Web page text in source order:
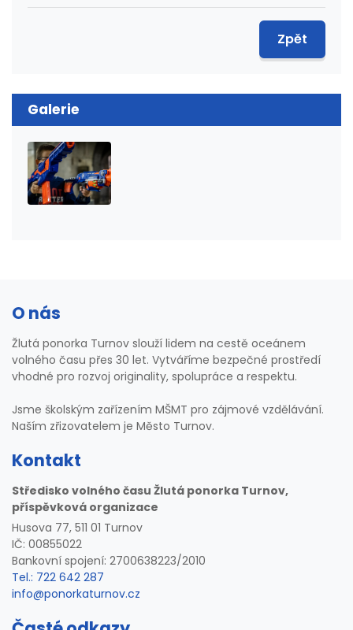
Zpět
Galerie
O nás
Žlutá ponorka Turnov slouží lidem na cestě oceánem
volného času přes 30 let. Vytváříme bezpečné prostředí
vhodné pro rozvoj originality, spolupráce a respektu.
Jsme školským zařízením MŠMT pro zájmové vzdělávání.
Naším zřizovatelem je Město Turnov.
Kontakt
Středisko volného času Žlutá ponorka Turnov,
příspěvková organizace
Husova 77, 511 01 Turnov
IČ: 00855022
Bankovní spojení: 2700638223/2010
Tel.: 722 642 287
info@ponorkaturnov.cz